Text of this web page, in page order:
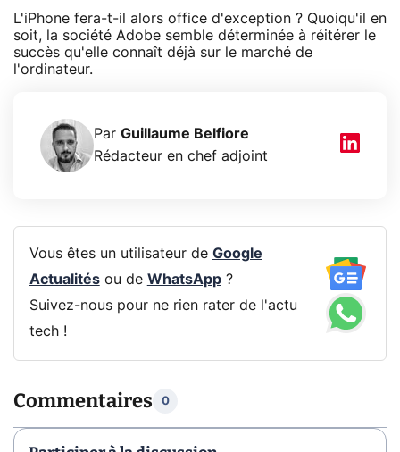
L'iPhone fera-t-il alors office d'exception ? Quoiqu'il en
soit, la société Adobe semble déterminée à réitérer le
succès qu'elle connaît déjà sur le marché de
l'ordinateur.
Par Guillaume Belfiore
Rédacteur en chef adjoint
Vous êtes un utilisateur de Google
Actualitésou de WhatsApp?
Suivez-nous pour ne rien rater de l'actu
tech !
Commentaires 0